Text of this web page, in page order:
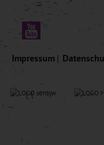
Impressum